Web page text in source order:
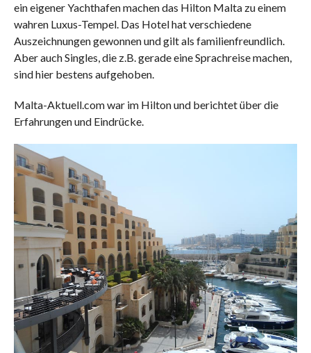
ein eigener Yachthafen machen das Hilton Malta zu einem
wahren Luxus-Tempel. Das Hotel hat verschiedene
Auszeichnungen gewonnen und gilt als familienfreundlich.
Aber auch Singles, die z.B. gerade eine Sprachreise machen,
sind hier bestens aufgehoben.
Malta-Aktuell.com war im Hilton und berichtet über die
Erfahrungen und Eindrücke.